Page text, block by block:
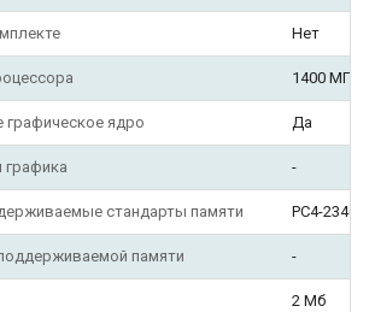
Нет
1400 МГц
графическое ядро Да
графика -
стандарты памяти PC4-
памяти -
2 Мб